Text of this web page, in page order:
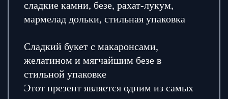
сладкие камни, безе, рахат-лукум,
мармелад дольки, стильная упаковка
Сладкий букет с макаронсами,
желатином и мягчайшим безе в
стильной упаковке
Этот презент является одним из самых